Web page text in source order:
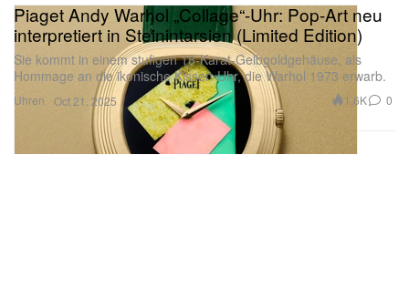
Uhren
Piaget Andy Warhol „Collage“-Uhr: Pop-Art neu
interpretiert in Steinintarsien (Limited Edition)
Sie kommt in einem stufigen 18-Karat-Gelbgoldgehäuse, als
Hommage an die ikonische Kissen-Uhr, die Warhol 1973 erwarb.
Oct 21, 2025 1.6K 0